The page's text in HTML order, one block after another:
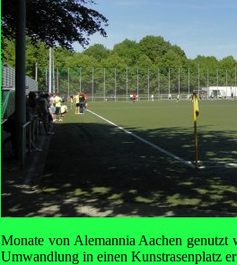
Monate von Alemannia Aachen
Umwandlung in einen Kunstrasenplatz